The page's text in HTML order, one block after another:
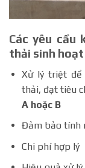
Các yêu cầu
thải sinh
Xử lý triệt để
thải, đạt tiêu
A hoặc B
Đảm bảo tính
Chi phí hợp lý